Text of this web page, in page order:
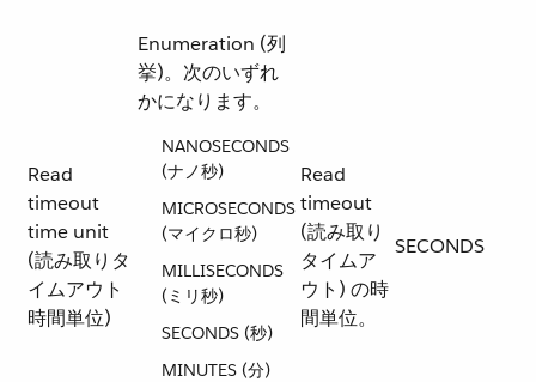
Read
timeout
time unit
(読み取りタ
イムアウト
時間単位)
Enumeration (列
挙)。次のいずれ
かになります。
NANOSECONDS
(ナノ秒)
MICROSECONDS
(マイクロ秒)
MILLISECONDS
(ミリ秒)
SECONDS (秒)
MINUTES (分)
Read
timeout
(読み取り
タイムア
ウト) の時
間単位。
SECONDS